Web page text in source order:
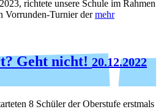
richtete unsere Schule im Rahmen
Vorrunden-Turnier dermehr
Geht nicht! 20.12.2022
8 Schüler der Oberstufe erstmals